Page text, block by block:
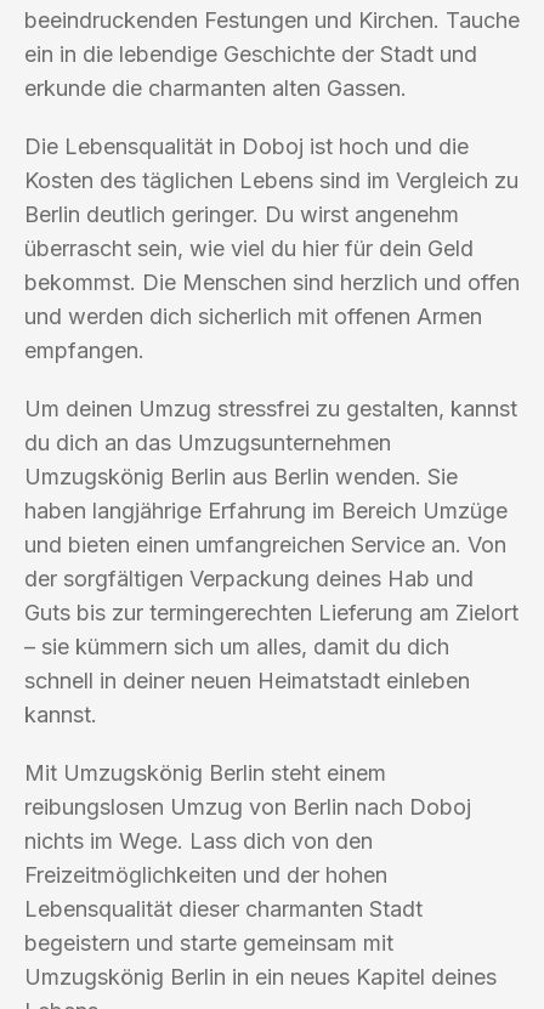
beeindruckenden Festungen und Kirchen. Tauche
ein in die lebendige Geschichte der Stadt und
erkunde die charmanten alten Gassen.
Die Lebensqualität in Doboj ist hoch und die
Kosten des täglichen Lebens sind im Vergleich zu
Berlin deutlich geringer. Du wirst angenehm
überrascht sein, wie viel du hier für dein Geld
bekommst. Die Menschen sind herzlich und offen
und werden dich sicherlich mit offenen Armen
empfangen.
Um deinen Umzug stressfrei zu gestalten, kannst
du dich an das Umzugsunternehmen
Umzugskönig Berlin aus Berlin wenden. Sie
haben langjährige Erfahrung im Bereich Umzüge
und bieten einen umfangreichen Service an. Von
der sorgfältigen Verpackung deines Hab und
Guts bis zur termingerechten Lieferung am Zielort
– sie kümmern sich um alles, damit du dich
schnell in deiner neuen Heimatstadt einleben
kannst.
Mit Umzugskönig Berlin steht einem
reibungslosen Umzug von Berlin nach Doboj
nichts im Wege. Lass dich von den
Freizeitmöglichkeiten und der hohen
Lebensqualität dieser charmanten Stadt
begeistern und starte gemeinsam mit
Umzugskönig Berlin in ein neues Kapitel deines